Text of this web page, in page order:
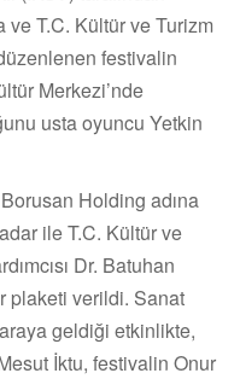
T.C. Kültür ve Turizm
festivalin
Merkezi’nde
usta oyuncu Yetkin
Holding adına
ile T.C. Kültür ve
Dr. Batuhan
plaketi verildi. Sanat
geldiği etkinlikte,
İktu, festivalin Onur